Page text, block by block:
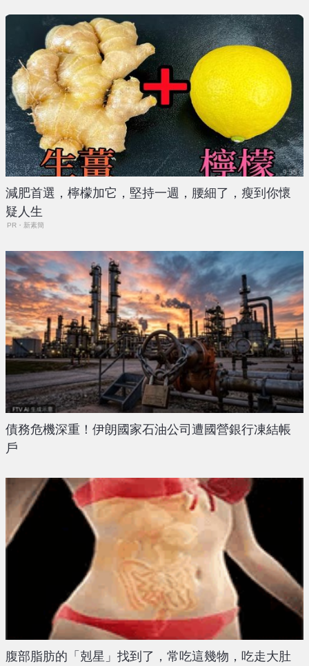
減肥首選，檸檬加它，堅持一週，腰細了，瘦到你懷
疑人生
PR・新素簡
債務危機深重！伊朗國家石油公司遭國營銀行凍結帳
戶
腹部脂肪的「剋星」找到了，常吃這幾物，吃走大肚